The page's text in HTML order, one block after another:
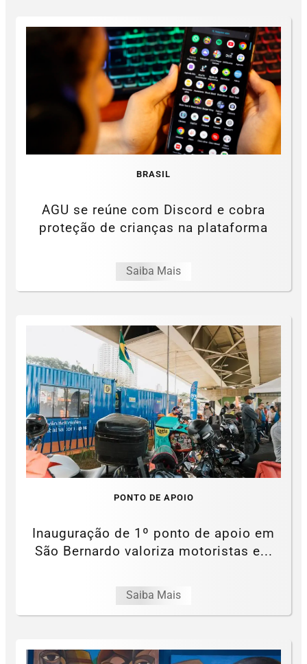
BRASIL
AGU se reúne com Discord e cobra
proteção de crianças na plataforma
Saiba Mais
PONTO DE APOIO
Inauguração de 1º ponto de apoio em
São Bernardo valoriza motoristas e...
Saiba Mais